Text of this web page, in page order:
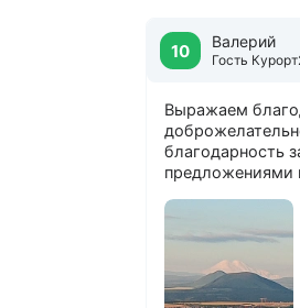
10 Валерий
Гость
Выражаем
благодарность
предложениями